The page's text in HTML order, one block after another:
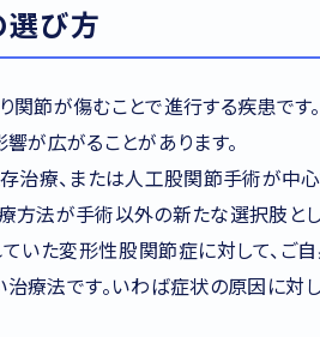
び方
関節が傷むことで進行する疾患で
が広がることがあります。
治療、または人工股関節手術が中心
方法が手術以外の新たな選択肢と
いた変形性股関節症に対して、ご
療法です。いわば症状の原因に対